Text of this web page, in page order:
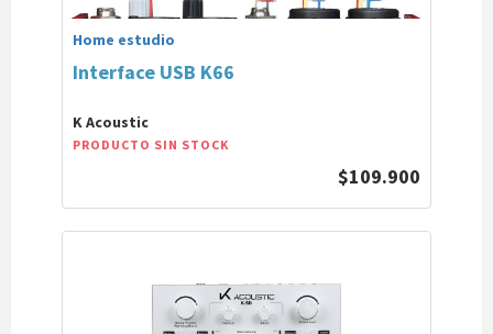
Home estudio
Interface USB K66
K Acoustic
PRODUCTO SIN STOCK
$109.900